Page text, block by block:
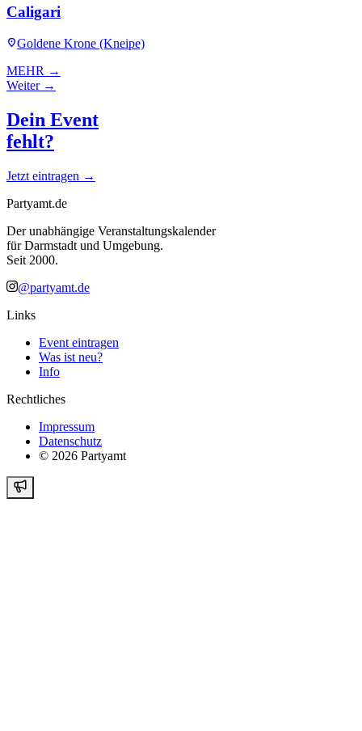
Caligari
Goldene Krone (Kneipe)
MEHR →
Weiter →
Dein Event
fehlt?
Jetzt eintragen →
Partyamt.de
Der unabhängige Veranstaltungskalender
für Darmstadt und Umgebung.
Seit 2000.
@partyamt.de
Links
Event eintragen
Was ist neu?
Info
Rechtliches
Impressum
Datenschutz
© 2026 Partyamt